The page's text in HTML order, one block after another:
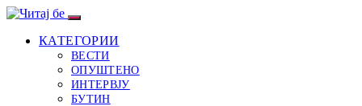
КАТЕГОРИИ
ВЕСТИ
ОПУШТЕНО
ИНТЕРВЈУ
БУТИН